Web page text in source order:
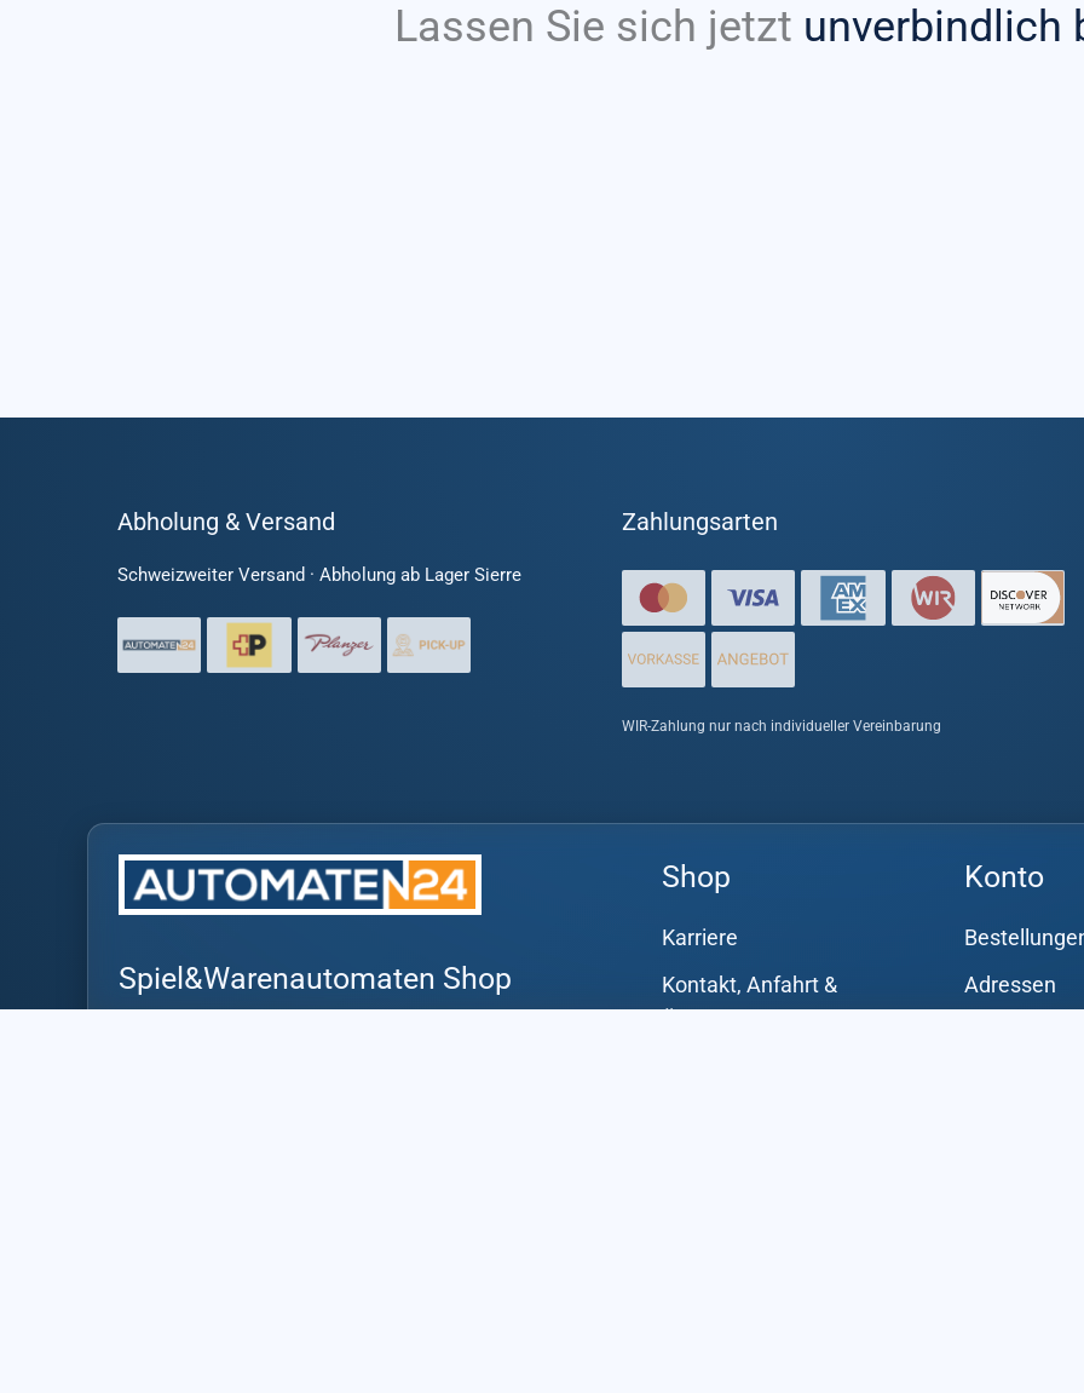
Lassen Sie sich jetzt unverbindlich
Abholung & Versand
Schweizweiter Versand · Abholung ab Lager Sierre
Zahlungsarten
WIR-Zahlung nur nach individueller Vereinbarung
Spiel&Warenautomaten Shop
Shop
Karriere
Kontakt, Anfahrt &
Konto
Adressen